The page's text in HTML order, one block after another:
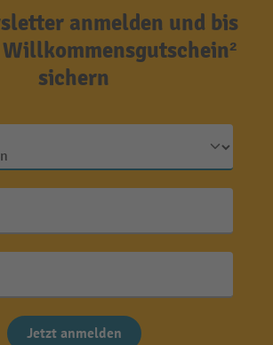
anmelden und bis
sichern
Jetzt anmelden